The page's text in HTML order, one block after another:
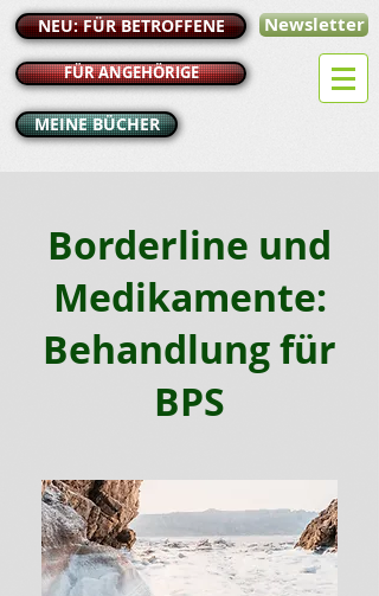
NEU: FÜR BETROFFENE
FÜR ANGEHÖRIGE
MEINE BÜCHER
Newsletter
Borderline und
Medikamente:
Behandlung für
BPS